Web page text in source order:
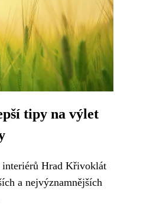
tipy na výlet
Hrad Křivoklát
a nejvýznamnějších